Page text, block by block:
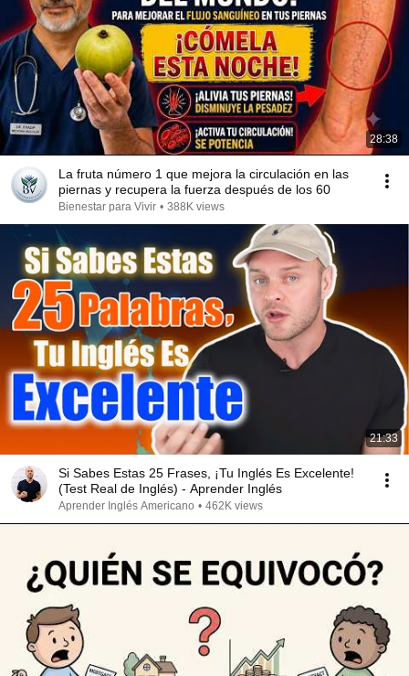
28:38
La fruta número 1 que mejora la circulación en las
piernas y recupera la fuerza después de los 60
Bienestar para Vivir • 388K views
21:33
Si Sabes Estas 25 Frases, ¡Tu Inglés Es Excelente!
(Test Real de Inglés) - Aprender Inglés
Aprender Inglés Americano • 462K views